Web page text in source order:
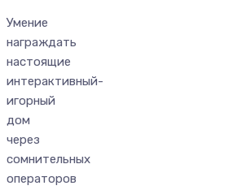
Умение
награждать
настоящие
интерактивный-
игорный
дом
через
сомнительных
операторов